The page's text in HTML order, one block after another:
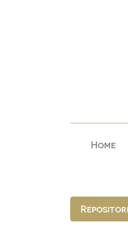
Home